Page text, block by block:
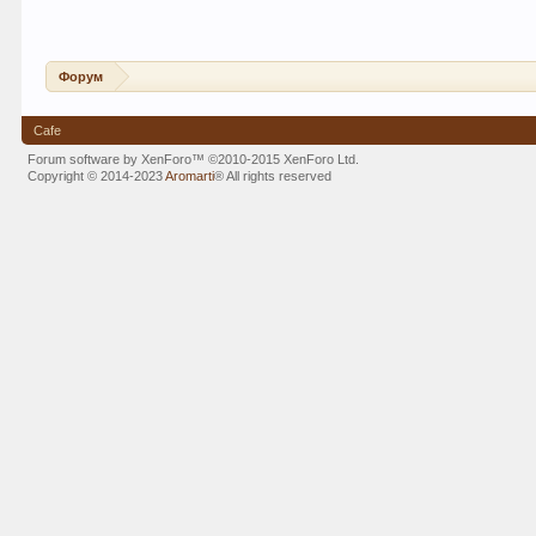
Форум
Cafe
Forum software by XenForo™©2010-2015 XenForo Ltd.
Copyright © 2014-2023Aromarti®All rights reserved